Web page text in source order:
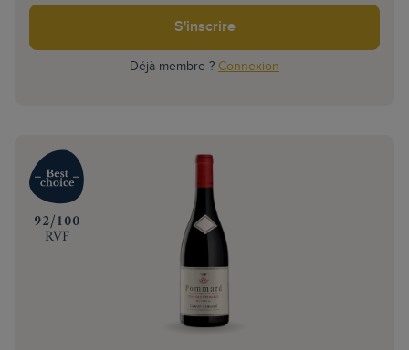
S'inscrire
Déjà membre ? Connexion
‍92/100
RVF